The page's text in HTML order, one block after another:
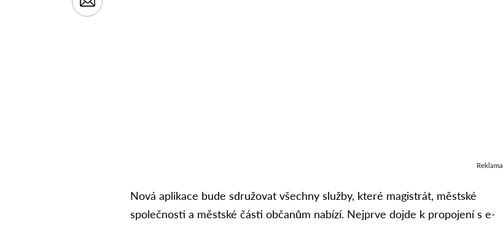
Reklama
Nová aplikace bude sdružovat všechny služby, které magistrát, městské
společnosti a městské části občanům nabízí. Nejprve dojde k propojení s e-